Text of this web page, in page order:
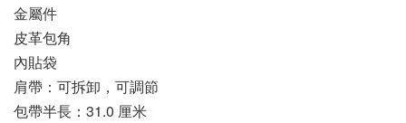
金屬件
皮革包角
內貼袋
肩帶：可拆卸，可調節
包帶半長：31.0 厘米